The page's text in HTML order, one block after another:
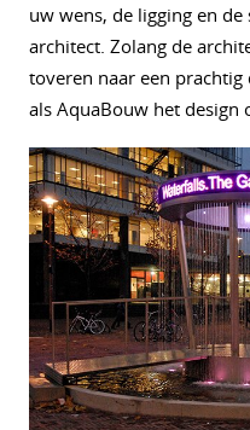
uw wens, de ligging en
architect. Zolang de
toveren naar een
als AquaBouw het design